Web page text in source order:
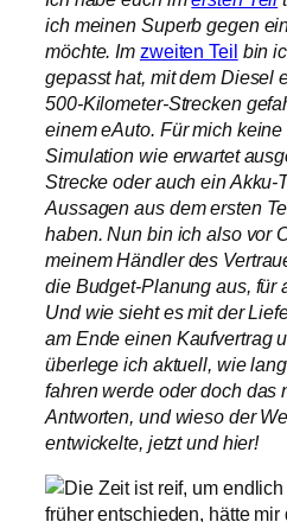
ich meinen Superb gegen
möchte. Im zweiten Teil bin
gepasst hat, mit dem Diesel
500-Kilometer-Strecken
einem eAuto. Für mich
Simulation wie erwartet
Strecke oder auch ein Akku-
Aussagen aus dem ersten
haben. Nun bin ich also vor
meinem Händler des
die Budget-Planung aus, für
Und wie sieht es mit der
am Ende einen Kaufvertrag
überlege ich aktuell, wie
fahren werde oder doch das
Antworten, und wieso der
entwickelte, jetzt und hier!